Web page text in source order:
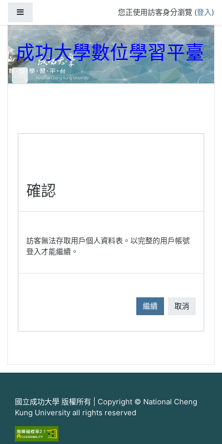
您正使用訪客身分瀏覽 (登入)
成功大學數位學習平臺
確認
訪客無法存取用戶個人資料表。以完整的用戶帳號
登入才能繼續。
繼續 取消
國立成功大學 版權所有 | Copyright © National Cheng
Kung University all rights reserved